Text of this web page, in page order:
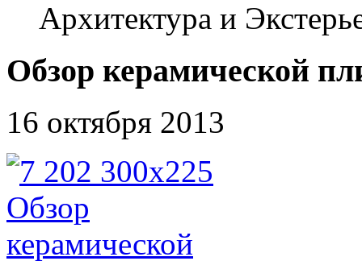
Архитектура и
Обзор керамической
16 октября 2013